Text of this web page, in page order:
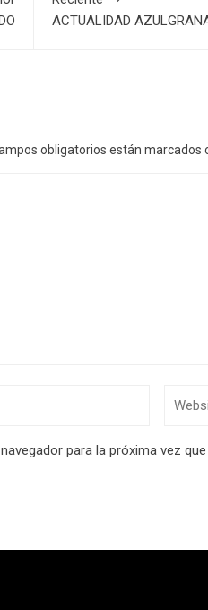
ACTUALIDAD
obligatorios están marcados
para la próxima vez